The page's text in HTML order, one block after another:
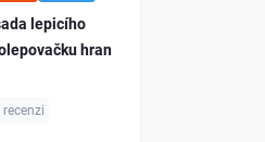
lepicího
hran